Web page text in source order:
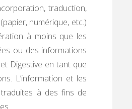
traduction,
numérique, etc.)
à moins que les
ou des informations
Digestive en tant que
L’information et les
à des fins de